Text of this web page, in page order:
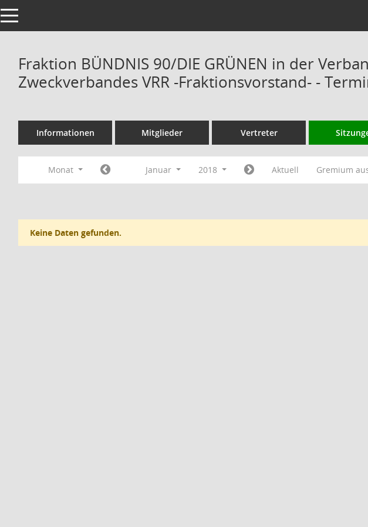
Toggle navigation
Fraktion BÜNDNIS 90/DIE GRÜNEN in der
Zweckverbandes VRR -Fraktionsvorstand- -
Informationen Mitglieder Vertreter
Monat Januar 2018 Aktuell Gremium
Keine Daten gefunden.